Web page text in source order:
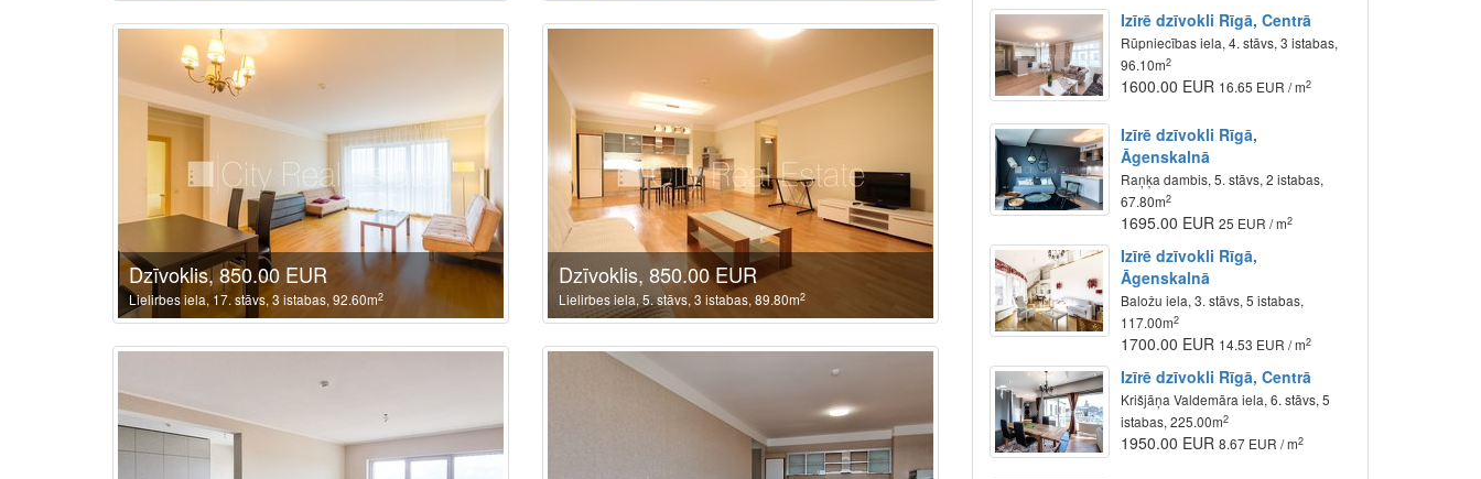
Dzīvoklis, 850.00 EUR
Lielirbes iela, 17. stāvs, 3 istabas, 92.60m2
Dzīvoklis, 850.00 EUR
Lielirbes iela, 5. stāvs, 3 istabas, 89.80m2
Izīrē dzīvokli Rīgā, Centrā
Rūpniecības iela, 4. stāvs, 3 istabas,
96.10m2
1600.00 EUR 16.65 EUR / m2
Izīrē dzīvokli Rīgā,
Āgenskalnā
Raņķa dambis, 5. stāvs, 2 istabas,
67.80m2
1695.00 EUR25 EUR / m2
Izīrē dzīvokli Rīgā,
Āgenskalnā
Baložu iela, 3. stāvs, 5 istabas,
117.00m2
1700.00 EUR 14.53 EUR / m2
Izīrē dzīvokli Rīgā, Centrā
Krišjāņa Valdemāra iela, 6. stāvs, 5
istabas, 225.00m2
1950.00 EUR8.67 EUR / m2